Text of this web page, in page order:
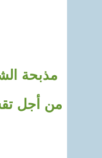
مذبحة
من أجل